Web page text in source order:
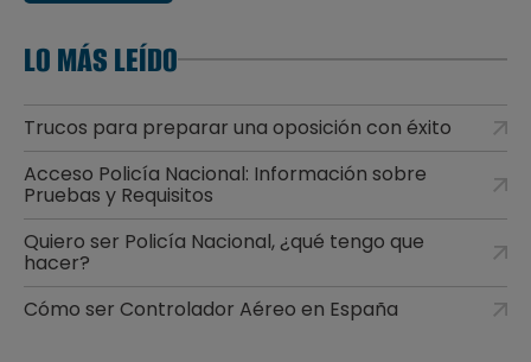
LO MÁS LEÍDO
Trucos para preparar una oposición con éxito
Acceso Policía Nacional: Información sobre
Pruebas y Requisitos
Quiero ser Policía Nacional, ¿qué tengo que
hacer?
Cómo ser Controlador Aéreo en España